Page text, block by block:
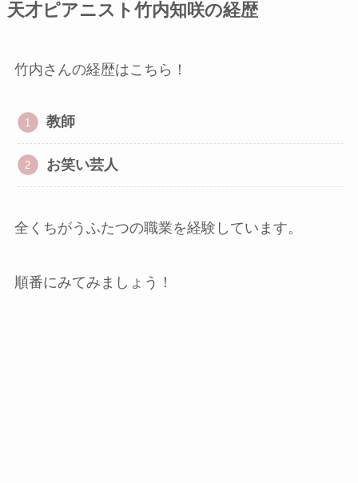
天才ピアニスト竹内知咲の経歴
竹内さんの経歴はこちら！
教師
お笑い芸人
全くちがうふたつの職業を経験しています。
順番にみてみましょう！